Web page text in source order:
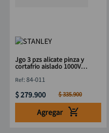
Jgo 3 pzs alicate pinza y
cortafrio aislado 1000V
:84-011
$279.900 $335.900
Agregar